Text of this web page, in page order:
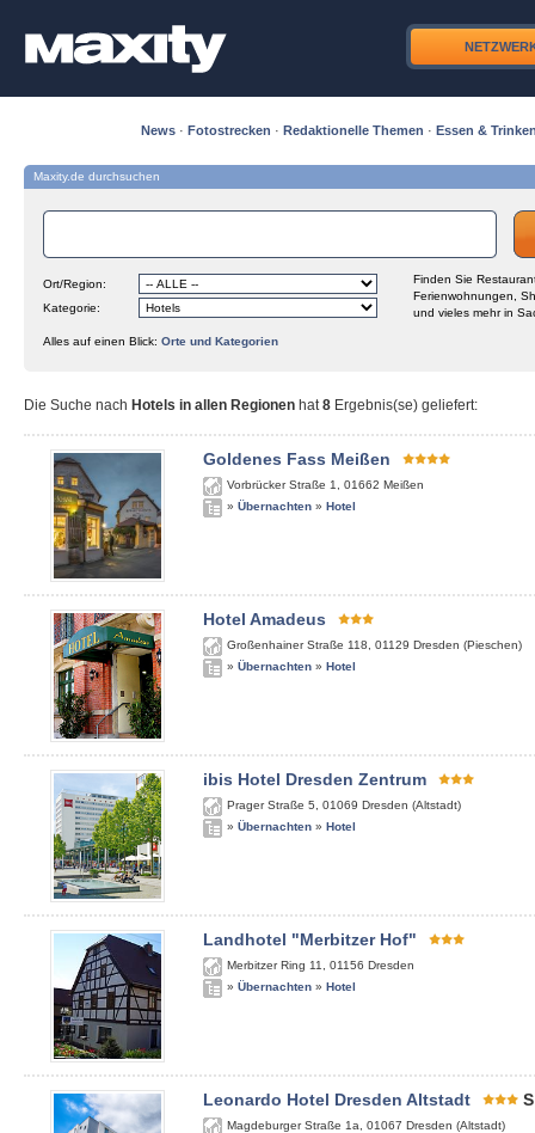
News · Fotostrecken · Redaktionelle Themen · Essen &
Maxity.de durchsuchen
Ort/Region:
Kategorie:
Finden Sie
Ferienwohnungen,
und vieles mehr in
Alles auf einen Blick: Orte und Kategorien
Die Suche nach Hotels in allen Regionen hat8 Ergebnis(se) geliefert:
Goldenes Fass Meißen
Vorbrücker Straße 1 01662 Meißen
» Übernachten » Hotel
Hotel Amadeus
Großenhainer Straße 118 01129 Dresden (Pieschen)
» Übernachten » Hotel
ibis Hotel Dresden Zentrum
Prager Straße 5 01069 Dresden (Altstadt)
» Übernachten » Hotel
Landhotel "Merbitzer Hof"
Merbitzer Ring 11 01156 Dresden
» Übernachten » Hotel
Leonardo Hotel Dresden Altstadt S
Magdeburger Straße 1a 01067 Dresden (Altstadt)